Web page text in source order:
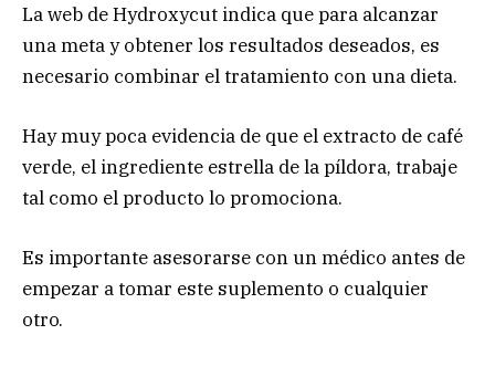
La web de Hydroxycut indica que para alcanzar
una meta y obtener los resultados deseados, es
necesario combinar el tratamiento con una dieta.
Hay muy poca evidencia de que el extracto de café
verde, el ingrediente estrella de la píldora, trabaje
tal como el producto lo promociona.
Es importante asesorarse con un médico antes de
empezar a tomar este suplemento o cualquier
otro.